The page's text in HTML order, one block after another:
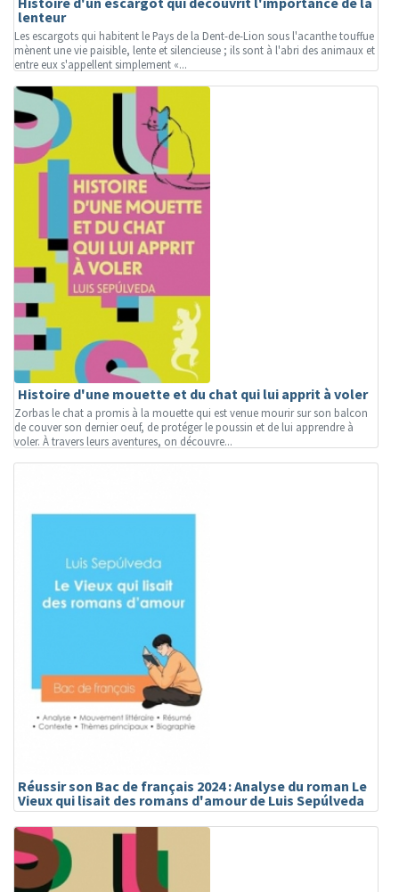
lenteur
Les escargots qui habitent le Pays de la Dent-de-Lion sous l'acanthe touffue
mènent une vie paisible, lente et silencieuse ; ils sont à l'abri des animaux et
entre eux s'appellent simplement «...
Histoire d'une mouette et du chat qui lui apprit à voler
Zorbas le chat a promis à la mouette qui est venue mourir sur son balcon
de couver son dernier oeuf, de protéger le poussin et de lui apprendre à
voler. À travers leurs aventures, on découvre...
Réussir son Bac de français 2024 : Analyse du roman Le
Vieux qui lisait des romans d'amour de Luis Sepúlveda